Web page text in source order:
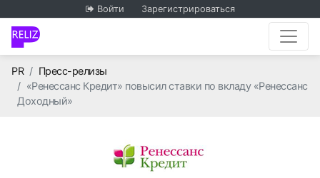
Войти Зарегистрироваться
PRГлавная
Пресс-релизы
«Ренессанс Кредит» повысил ставки по вкладу «Ренессанс
Доходный»